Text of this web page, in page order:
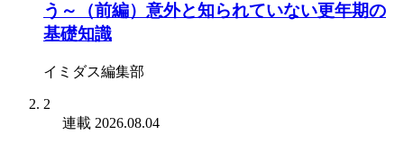
う～（前編）意外と知られていない更年期の
基礎知識
イミダス編集部
2
連載 2026.08.04